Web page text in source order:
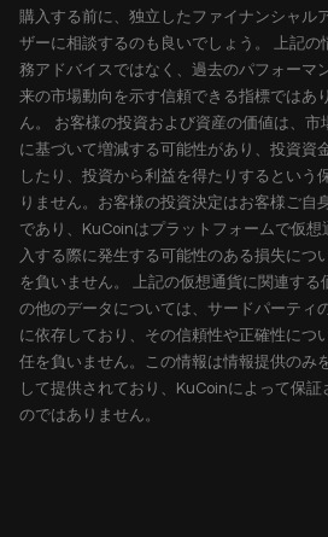
購入する前に、独立したファイナンシャル
ザーに相談するのも良いでしょう。 上記の
務アドバイスではなく、過去のパフォーマ
来の市場動向を示す信頼できる指標ではあ
ん。 お客様の投資および資産の価値は、市
に基づいて増減する可能性があり、投資資
したり、投資から利益を得たりするという
りません。お客様の投資決定はお客様ご自
であり、KuCoinはプラットフォームで仮想
入する際に発生する可能性のある損失につ
を負いません。 上記の仮想通貨に関連する
の他のデータについては、サードパーティ
に依存しており、その信頼性や正確性につ
任を負いません。この情報は情報提供のみ
して提供されており、KuCoinによって保証
のではありません。